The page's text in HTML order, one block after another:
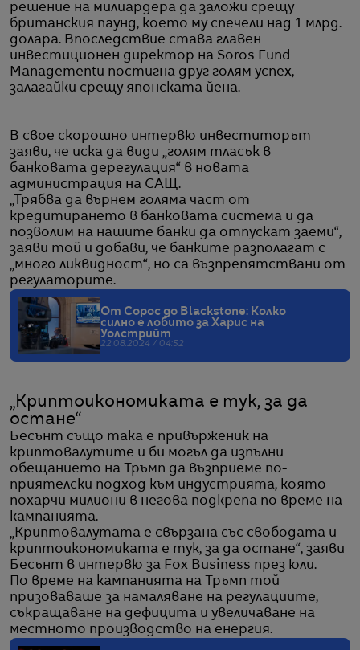
решение на милиардера да заложи срещу
британския паунд, което му спечели над 1 млрд.
долара. Впоследствие става главен
инвестиционен директор на Soros Fund
Managementи постигна друг голям успех,
залагайки срещу японската йена.
В свое скорошно интервю инвеститорът
заяви, че иска да види „голям тласък в
банковата дерегулация“ в новата
администрация на САЩ.
„Трябва да върнем голяма част от
кредитирането в банковата система и да
позволим на нашите банки да отпускат заеми“,
заяви той и добави, че банките разполагат с
„много ликвидност“, но са възпрепятствани от
регулаторите.
От Сорос до Blackstone: Колко
силно е лобито за Харис на
Уолстрийт
22.08.2024 / 04:52
„Криптоикономиката е тук, за да
остане“
Бесънт също така е привърженик на
криптовалутите и би могъл да изпълни
обещанието на Тръмп да възприеме по-
приятелски подход към индустрията, която
похарчи милиони в негова подкрепа по време на
кампанията.
„Криптовалутата е свързана със свободата и
криптоикономиката е тук, за да остане“, заяви
Бесънт в интервю за Fox Business през юли.
По време на кампанията на Тръмп той
призоваваше за намаляване на регулациите,
съкращаване на дефицита и увеличаване на
местното производство на енергия.